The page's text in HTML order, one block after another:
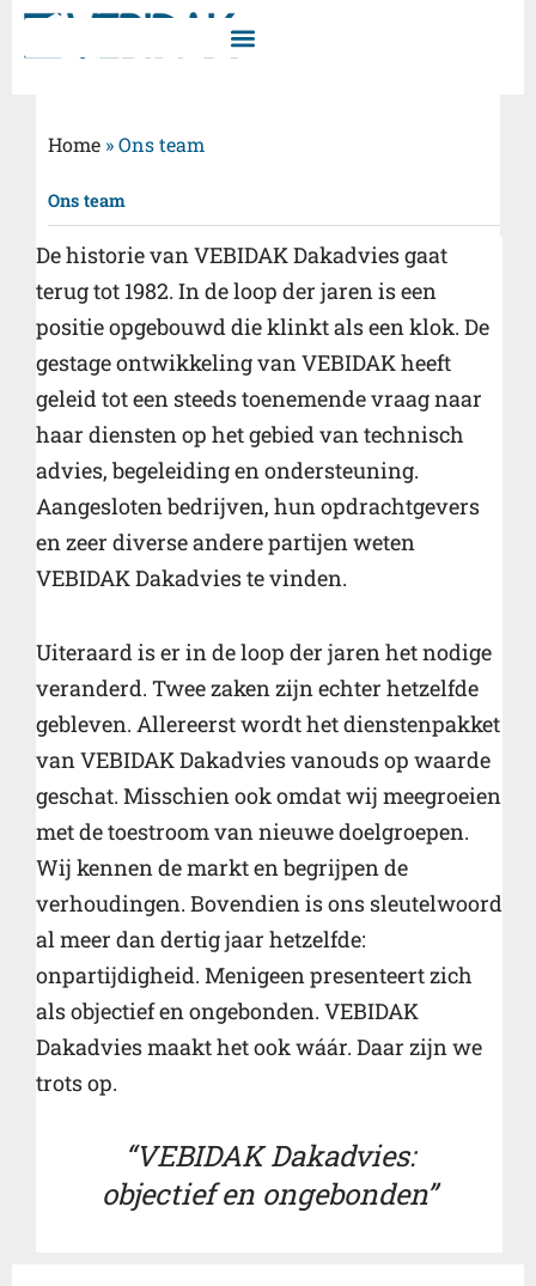
Home »Ons team
Ons team
De historie van VEBIDAK Dakadvies gaat
terug tot 1982. In de loop der jaren is een
positie opgebouwd die klinkt als een klok. De
gestage ontwikkeling van VEBIDAK heeft
geleid tot een steeds toenemende vraag naar
haar diensten op het gebied van technisch
advies, begeleiding en ondersteuning.
Aangesloten bedrijven, hun opdrachtgevers
en zeer diverse andere partijen weten
VEBIDAK Dakadvies te vinden.
Uiteraard is er in de loop der jaren het nodige
veranderd. Twee zaken zijn echter hetzelfde
gebleven. Allereerst wordt het dienstenpakket
van VEBIDAK Dakadvies vanouds op waarde
geschat. Misschien ook omdat wij meegroeien
met de toestroom van nieuwe doelgroepen.
Wij kennen de markt en begrijpen de
verhoudingen. Bovendien is ons sleutelwoord
al meer dan dertig jaar hetzelfde:
onpartijdigheid. Menigeen presenteert zich
als objectief en ongebonden. VEBIDAK
Dakadvies maakt het ook wáár. Daar zijn we
trots op.
“VEBIDAK Dakadvies:
objectief en ongebonden”